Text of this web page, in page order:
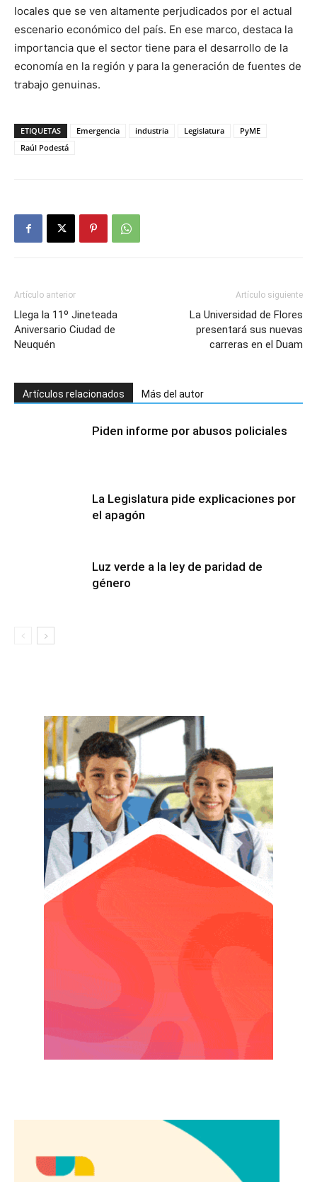
locales que se ven altamente perjudicados por el actual
escenario económico del país. En ese marco, destaca la
importancia que el sector tiene para el desarrollo de la
economía en la región y para la generación de fuentes de
trabajo genuinas.
ETIQUETAS Emergencia industria Legislatura
PyME
Raúl Podestá
Artículo anterior
Llega la 11º Jineteada
Aniversario Ciudad de
Neuquén
Artículo siguiente
La Universidad de Flores
presentará sus nuevas
carreras en el Duam
Artículos relacionados Más del autor
Piden informe por abusos policiales
La Legislatura pide explicaciones por
el apagón
Luz verde a la ley de paridad de
género